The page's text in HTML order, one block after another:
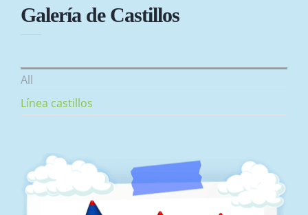
Galería de Castillos
All
Línea castillos